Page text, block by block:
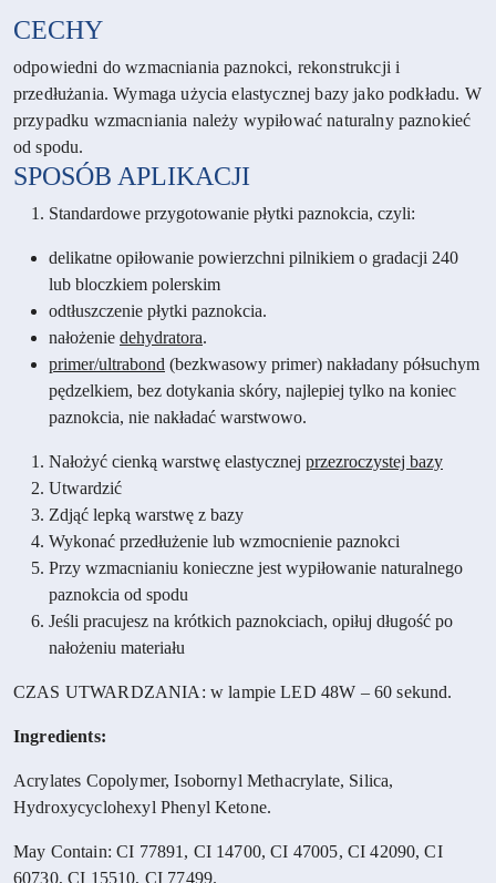
CECHY
odpowiedni do wzmacniania paznokci, rekonstrukcji i
przedłużania. Wymaga użycia elastycznej bazy jako podkładu. W
przypadku wzmacniania należy wypiłować naturalny paznokieć
od spodu.
SPOSÓB APLIKACJI
Standardowe przygotowanie płytki paznokcia, czyli:
delikatne opiłowanie powierzchni pilnikiem o gradacji 240
lub bloczkiem polerskim
odtłuszczenie płytki paznokcia.
nałożenie dehydratora.
primer/ultrabond (bezkwasowy primer) nakładany półsuchym
pędzelkiem, bez dotykania skóry, najlepiej tylko na koniec
paznokcia, nie nakładać warstwowo.
Nałożyć cienką warstwę elastycznej przezroczystej bazy
Utwardzić
Zdjąć lepką warstwę z bazy
Wykonać przedłużenie lub wzmocnienie paznokci
Przy wzmacnianiu konieczne jest wypiłowanie naturalnego
paznokcia od spodu
Jeśli pracujesz na krótkich paznokciach, opiłuj długość po
nałożeniu materiału
CZAS UTWARDZANIA: w lampie LED 48W – 60 sekund.
Ingredients:
Acrylates Copolymer, Isobornyl Methacrylate, Silica,
Hydroxycyclohexyl Phenyl Ketone.
May Contain: CI 77891, CI 14700, CI 47005, CI 42090, CI
60730, CI 15510, CI 77499.